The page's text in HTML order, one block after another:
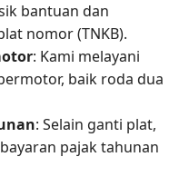
bantuan dan
nomor (TNKB).
: Kami melayani
baik roda dua
: Selain ganti plat,
pajak tahunan